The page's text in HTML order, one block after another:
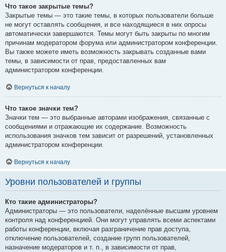
Что такое закрытые темы?
Закрытые темы — это такие темы, в которых пользователи больше
не могут оставлять сообщения, и все находящиеся в них опросы
автоматически завершаются. Темы могут быть закрыты по многим
причинам модератором форума или администратором конференции.
Вы также можете иметь возможность закрывать созданные вами
темы, в зависимости от прав, предоставленных вам
администратором конференции.
Вернуться к началу
Что такое значки тем?
Значки тем — это выбранные авторами изображения, связанные с
сообщениями и отражающие их содержание. Возможность
использования значков тем зависит от разрешений, установленных
администратором конференции.
Вернуться к началу
Уровни пользователей и группы
Кто такие администраторы?
Администраторы — это пользователи, наделённые высшим уровнем
контроля над конференцией. Они могут управлять всеми аспектами
работы конференции, включая разграничение прав доступа,
отключение пользователей, создание групп пользователей,
назначение модераторов и т. п., в зависимости от прав,